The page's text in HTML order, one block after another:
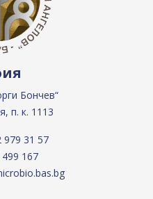
Бончев“
п. к. 1113
979 31 57
167